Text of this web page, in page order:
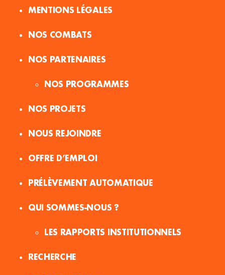
MENTIONS LÉGALES
NOS COMBATS
NOS PARTENAIRES
NOS PROGRAMMES
NOS PROJETS
NOUS REJOINDRE
OFFRE D’EMPLOI
PRÉLÈVEMENT AUTOMATIQUE
QUI SOMMES-NOUS ?
LES RAPPORTS INSTITUTIONNELS
RECHERCHE